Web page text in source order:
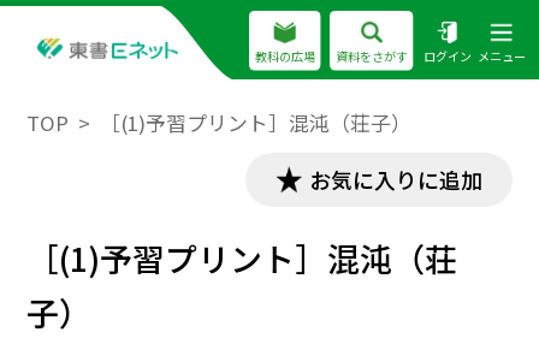
教科の広場 資料をさがす ログイン メニュー
TOP ［(1)予習プリント］混沌（荘子）
お気に入りに追加
［(1)予習プリント］混沌（荘
子）